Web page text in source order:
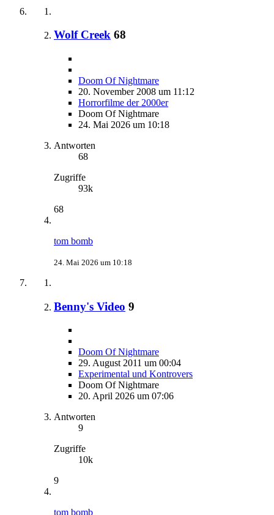
Wolf Creek 68
Doom Of Nightmare
20. November 2008 um 11:12
Horrorfilme der 2000er
Doom Of Nightmare
24. Mai 2026 um 10:18
Antworten
68
Zugriffe
93k
68
tom bomb
24. Mai 2026 um 10:18
Benny's Video 9
Doom Of Nightmare
29. August 2011 um 00:04
Experimental und Kontrovers
Doom Of Nightmare
20. April 2026 um 07:06
Antworten
9
Zugriffe
10k
9
tom bomb